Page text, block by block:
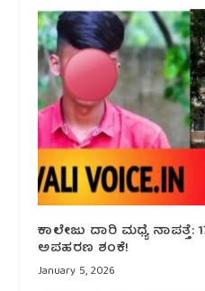
ಕಾಲೇಜು ದಾರಿ ಮಧ್ಯೆ ನಾಪತ್ತೆ:
ಅಪಹರಣ ಶಂಕೆ!
January 5, 2026